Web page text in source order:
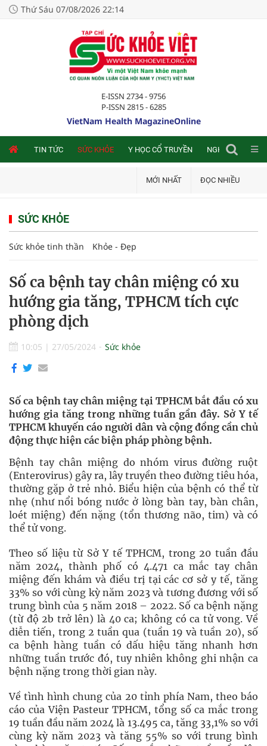
Thứ Sáu 07/08/2026 22:14
E-ISSN 2734 - 9756
P-ISSN 2815 - 6285
VietNam Health MagazineOnline
TIN TỨC SỨC KHỎE Y HỌC CỔ TRUYỀN NGHIÊN CỨU
MỚI NHẤT ĐỌC NHIỀU
SỨC KHỎE
Sức khỏe tinh thần Khỏe - Đẹp
Số ca bệnh tay chân miệng có xu
hướng gia tăng, TPHCM tích cực
phòng dịch
10:05 | 27/05/2024 Sức khỏe
Số ca bệnh tay chân miệng tại TPHCM bắt đầu có xu
hướng gia tăng trong những tuần gần đây. Sở Y tế
TPHCM khuyến cáo người dân và cộng đồng cần chủ
động thực hiện các biện pháp phòng bệnh.
Bệnh tay chân miệng do nhóm virus đường ruột
(Enterovirus) gây ra, lây truyền theo đường tiêu hóa,
thường gặp ở trẻ nhỏ. Biểu hiện của bệnh có thể từ
nhẹ (như nổi bóng nước ở lòng bàn tay, bàn chân,
loét miệng) đến nặng (tổn thương não, tim) và có
thể tử vong.
Theo số liệu từ Sở Y tế TPHCM, trong 20 tuần đầu
năm 2024, thành phố có 4.471 ca mắc tay chân
miệng đến khám và điều trị tại các cơ sở y tế, tăng
33% so với cùng kỳ năm 2023 và tương đương với số
trung bình của 5 năm 2018 – 2022. Số ca bệnh nặng
(từ độ 2b trở lên) là 40 ca; không có ca tử vong. Về
diễn tiến, trong 2 tuần qua (tuần 19 và tuần 20), số
ca bệnh hàng tuần có dấu hiệu tăng nhanh hơn
những tuần trước đó, tuy nhiên không ghi nhận ca
bệnh nặng trong thời gian này.
Về tình hình chung của 20 tỉnh phía Nam, theo báo
cáo của Viện Pasteur TPHCM, tổng số ca mắc trong
19 tuần đầu năm 2024 là 13.495 ca, tăng 33,1% so với
cùng kỳ năm 2023 và tăng 55% so với trung bình